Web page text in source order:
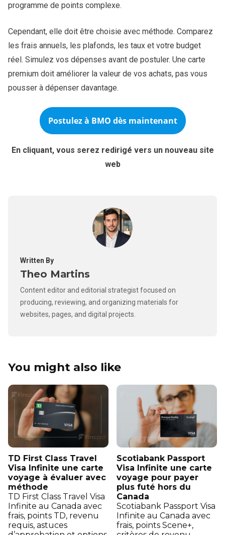
programme de points complexe.
Cependant, elle doit être choisie avec méthode. Comparez
les frais annuels, les plafonds, les taux et votre budget
réel. Simulez vos dépenses avant de postuler. Une carte
premium doit améliorer la valeur de vos achats, pas vous
pousser à dépenser davantage.
Postulez à BMO dès maintenant
En cliquant, vous serez redirigé vers un nouveau site
web
Written By
Theo Martins
Content editor and editorial strategist focused on
producing, reviewing, and organizing materials for
websites, pages, and digital projects.
You might also like
TD First Class Travel
Visa Infinite une carte
voyage à évaluer avec
méthode
TD First Class Travel Visa
Infinite au Canada avec
frais, points TD, revenu
requis, astuces
Scotiabank Passport
Visa Infinite une carte
voyage pour payer
plus futé hors du
Canada
Scotiabank Passport Visa
Infinite au Canada avec
frais, points Scene+,